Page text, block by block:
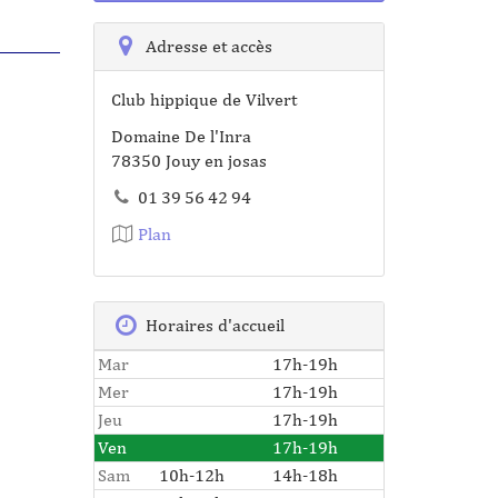
Adresse et accès
Club hippique de Vilvert
Domaine De l'Inra
78350 Jouy en josas
01 39 56 42 94
Plan
Horaires d'accueil
Mar
17h-19h
Mer
17h-19h
Jeu
17h-19h
Ven
17h-19h
Sam
10h-12h
14h-18h